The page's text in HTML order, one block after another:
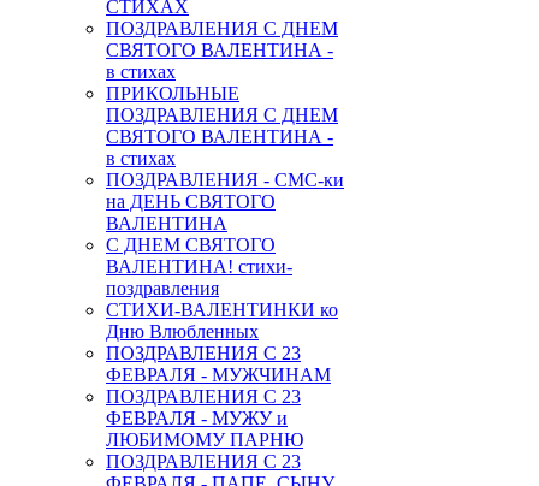
СТИХАХ
ПОЗДРАВЛЕНИЯ С ДНЕМ
СВЯТОГО ВАЛЕНТИНА -
в стихах
ПРИКОЛЬНЫЕ
ПОЗДРАВЛЕНИЯ С ДНЕМ
СВЯТОГО ВАЛЕНТИНА -
в стихах
ПОЗДРАВЛЕНИЯ - СМС-ки
на ДЕНЬ СВЯТОГО
ВАЛЕНТИНА
С ДНЕМ СВЯТОГО
ВАЛЕНТИНА! стихи-
поздравления
СТИХИ-ВАЛЕНТИНКИ ко
Дню Влюбленных
ПОЗДРАВЛЕНИЯ С 23
ФЕВРАЛЯ - МУЖЧИНАМ
ПОЗДРАВЛЕНИЯ С 23
ФЕВРАЛЯ - МУЖУ и
ЛЮБИМОМУ ПАРНЮ
ПОЗДРАВЛЕНИЯ С 23